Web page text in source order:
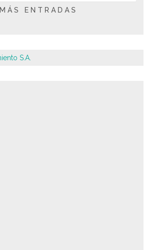
MÁS ENTRADAS
S.A.